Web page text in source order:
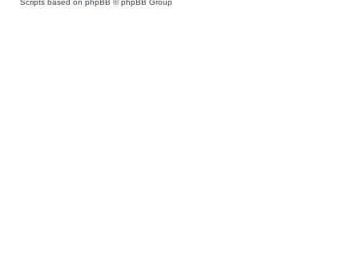
Scripts based on phpBB © phpBB Group